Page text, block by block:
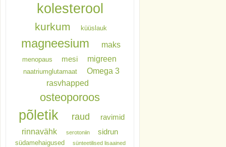
kolesterool
kurkum küüslauk
magneesium maks
menopaus mesi migreen
naatriumglutamaat
Omega 3
rasvhapped
osteoporoos
põletik raud ravimid
rinnavähk serotoniin sidrun
südamehaigused sünteetilised lisaained